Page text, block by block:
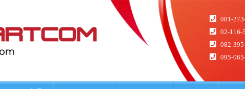
081-
02-116-
082-
095-